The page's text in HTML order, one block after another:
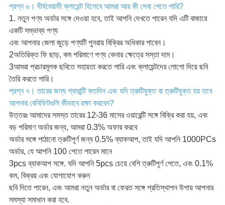
প্রশ্ন ৬। দীর্ঘমেয়াদী ক্লায়েন্ট হিসেবে আমরা আর কী সেবা পেতে পারি?
1. নতুন পণ্য অর্ডার সঙ্গে দেওয়া হবে, তাই আপনি দেখতে পারেন যদি এটি বাজারে
একটি সম্ভাব্য পণ্য
এবং আপনার জেলা জুড়ে পণ্যটি পুনরায় বিক্রির অধিকার পাবেন।
2অতিরিক্ত ফি ছাড়, কম পরিমাণে পণ্য কেনার ক্ষেত্রে সস্তা দাম।
3আমরা প্রচারমূলক ছবিতে সহায়তা করতে পারি এবং ক্লায়েন্টদের লোগো দিয়ে ছবি
তৈরি করতে পারি।
প্রশ্ন ৭। তারের জন্য গ্যারান্টি কতদিন এবং যদি ত্রুটিযুক্ত বা ত্রুটিযুক্ত হয় তবে
আপনার বেনিফিটগুলি কীভাবে রক্ষা করবেন?
উত্তরঃ আমাদের সমস্ত তারের 12-36 মাসের ওয়ারেন্টি সঙ্গে বিক্রি করা হয়, এবং
বড় পরিমাণ অর্ডার জন্য, আমরা 0.3% অফার করবে
অর্ডার সঙ্গে পাঠানো ত্রুটিপূর্ণ জন্য 0.5% ব্যাকআপ, তাই যদি আপনি 1000PCs
অর্ডার, যে আপনি 100 পেতে পারেন মানে
3pcs ব্যাকআপ সঙ্গে. যদি আপনি 5pcs চেয়ে বেশি ত্রুটিপূর্ণ পেতে, এবং 0.1%
কম, বিক্রয় এবং যোগাযোগ করুন
ছবি দিতে পারেন, এবং আমরা নতুন অর্ডার বা ফেরত সঙ্গে প্রতিস্থাপন উপায় আপনার
সমস্যা সমাধান করা হবে.